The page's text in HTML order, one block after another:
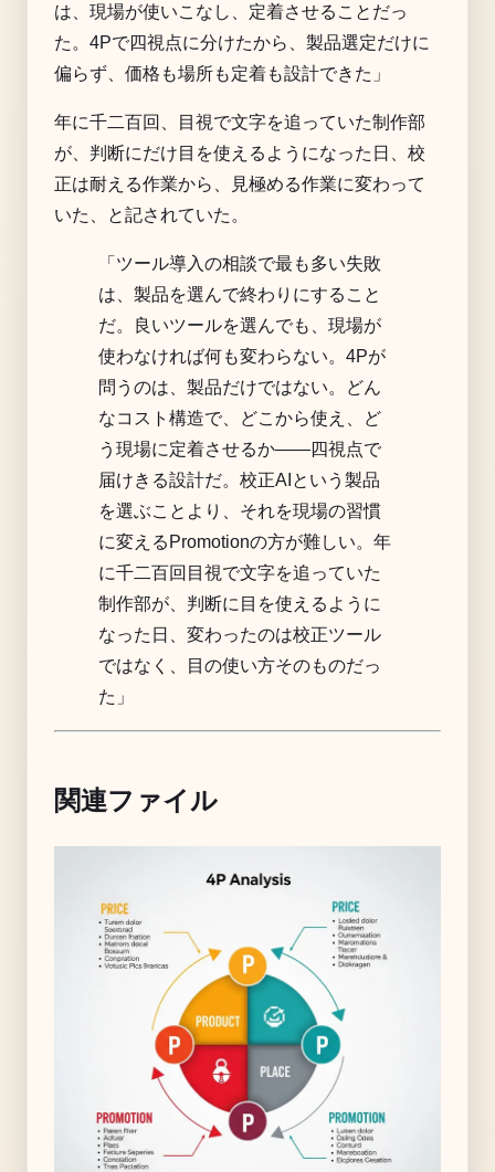
は、現場が使いこなし、定着させることだっ
た。4Pで四視点に分けたから、製品選定だけに
偏らず、価格も場所も定着も設計できた」
年に千二百回、目視で文字を追っていた制作部
が、判断にだけ目を使えるようになった日、校
正は耐える作業から、見極める作業に変わって
いた、と記されていた。
「ツール導入の相談で最も多い失敗
は、製品を選んで終わりにすること
だ。良いツールを選んでも、現場が
使わなければ何も変わらない。4Pが
問うのは、製品だけではない。どん
なコスト構造で、どこから使え、ど
う現場に定着させるか——四視点で
届けきる設計だ。校正AIという製品
を選ぶことより、それを現場の習慣
に変えるPromotionの方が難しい。年
に千二百回目視で文字を追っていた
制作部が、判断に目を使えるように
なった日、変わったのは校正ツール
ではなく、目の使い方そのものだっ
た」
関連ファイル